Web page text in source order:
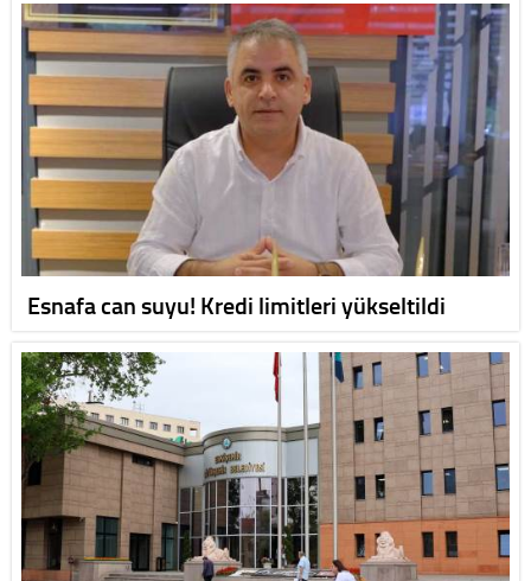
Esnafa can suyu! Kredi limitleri yükseltildi